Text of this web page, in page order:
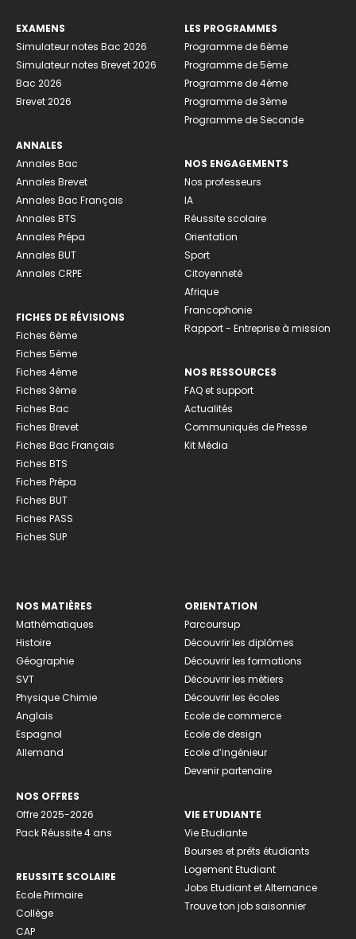
EXAMENS
Simulateur notes Bac 2026
Simulateur notes Brevet 2026
Bac 2026
Brevet 2026
ANNALES
Annales Bac
Annales Brevet
Annales Bac Français
Annales BTS
Annales Prépa
Annales BUT
Annales CRPE
FICHES DE RÉVISIONS
Fiches 6ème
Fiches 5ème
Fiches 4ème
Fiches 3ème
Fiches Bac
Fiches Brevet
Fiches Bac Français
Fiches BTS
Fiches Prépa
Fiches BUT
Fiches PASS
Fiches SUP
LES PROGRAMMES
Programme de 6ème
Programme de 5ème
Programme de 4ème
Programme de 3ème
Programme de Seconde
NOS ENGAGEMENTS
Nos professeurs
IA
Réussite scolaire
Orientation
Sport
Citoyenneté
Afrique
Francophonie
Rapport - Entreprise à mission
NOS RESSOURCES
FAQ et support
Actualités
Communiqués de Presse
Kit Média
NOS MATIÈRES
Mathématiques
Histoire
Géographie
SVT
Physique Chimie
Anglais
Espagnol
Allemand
NOS OFFRES
Offre 2025-2026
Pack Réussite 4 ans
REUSSITE SCOLAIRE
Ecole Primaire
Collège
CAP
ORIENTATION
Parcoursup
Découvrir les diplômes
Découvrir les formations
Découvrir les métiers
Découvrir les écoles
Ecole de commerce
Ecole de design
Ecole d’ingénieur
Devenir partenaire
VIE ETUDIANTE
Vie Etudiante
Bourses et prêts étudiants
Logement Etudiant
Jobs Etudiant et Alternance
Trouve ton job saisonnier